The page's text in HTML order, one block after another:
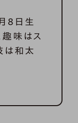
8日生
趣味はス
は和太